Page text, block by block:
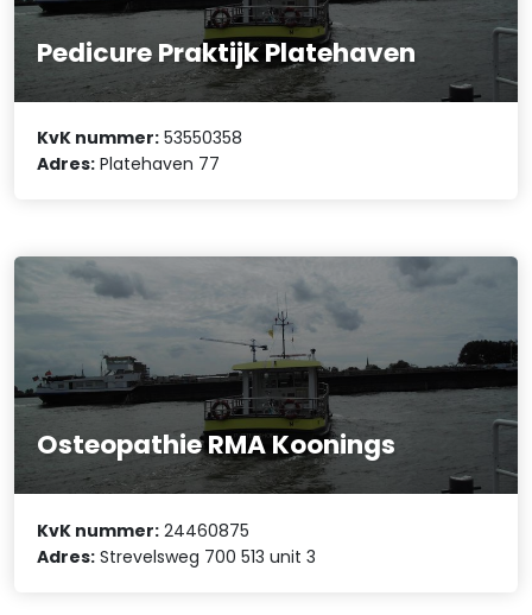
Pedicure Praktijk Platehaven
KvK nummer: 53550358
Adres: Platehaven 77
Osteopathie RMA Koonings
KvK nummer: 24460875
Adres: Strevelsweg 700 513 unit 3